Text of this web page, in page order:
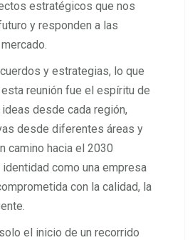
estratégicos que nos
y responden a las
y estrategias, lo que
reunión fue el espíritu de
desde cada región,
desde diferentes áreas y
camino hacia el 2030
como una empresa
con la calidad, la
el inicio de un recorrido